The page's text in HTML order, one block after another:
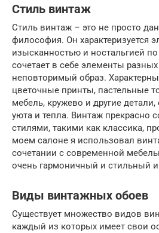
Стиль винтаж
Стиль винтаж – это не просто
философия. Он характеризуется
изысканностью и ностальгией
сочетает в себе элементы
неповторимый образ.
цветочные принты, пастельные
мебель, кружево и другие
уюта и тепла. Винтаж прекрасно
стилями, такими как классика,
моем салоне я использовал
сочетании с современной
очень гармоничный и стильный
Виды винтажных обоев
Существует множество видов
каждый из которых имеет свои